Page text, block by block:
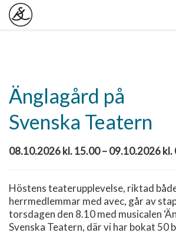
Änglagård på
Svenska Teatern
08.10.2026 kl. 15.00 – 09.10.2026 kl.
Höstens teaterupplevelse, riktad
herrmedlemmar med avec, går av
torsdagen den 8.10 med musicalen
Svenska Teatern, där vi har bokat 50